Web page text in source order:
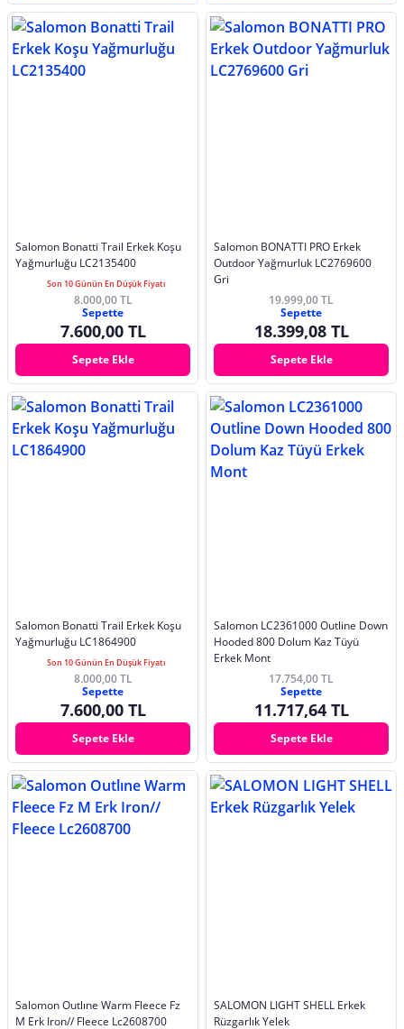
Salomon Bonatti Trail Erkek Koşu
Yağmurluğu LC2135400
Son 10 Günün En Düşük Fiyatı
8.000,00 TL
Sepette
7.600,00 TL
Sepete Ekle
Salomon BONATTI PRO Erkek
Outdoor Yağmurluk LC2769600
Gri
19.999,00 TL
Sepette
18.399,08 TL
Sepete Ekle
Salomon Bonatti Trail Erkek Koşu
Yağmurluğu LC1864900
Son 10 Günün En Düşük Fiyatı
8.000,00 TL
Sepette
7.600,00 TL
Sepete Ekle
Salomon LC2361000 Outline Down
Hooded 800 Dolum Kaz Tüyü
Erkek Mont
17.754,00 TL
Sepette
11.717,64 TL
Sepete Ekle
Salomon Outlıne Warm Fleece Fz
M Erk Iron// Fleece Lc2608700
SALOMON LIGHT SHELL Erkek
Rüzgarlık Yelek